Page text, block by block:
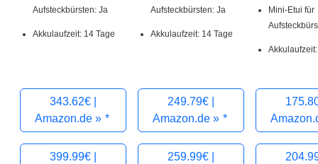
Aufsteckbürsten: Ja
Akkulaufzeit: 14 Tage
Aufsteckbürsten: Ja
Akkulaufzeit: 14 Tage
Mini-Etui für
343.62€ |
Amazon.de »
399.99€ |
249.79€ |
Amazon.de »
259.99€ |